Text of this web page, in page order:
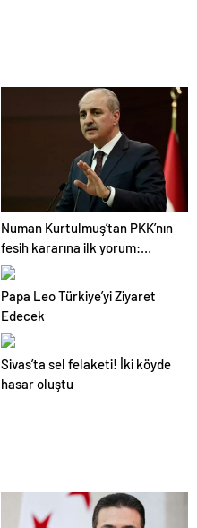
Numan Kurtulmuş’tan PKK’nın
fesih kararına ilk yorum:
Yasama ve yürütme
Papa Leo Türkiye’yi Ziyaret
Edecek
Sivas’ta sel felaketi! İki köyde
hasar oluştu